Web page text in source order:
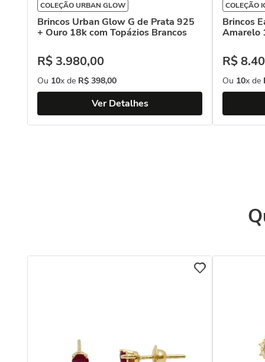
COLEÇÃO URBAN GLOW
Brincos Urban Glow G de Prata 925
+ Ouro 18k com Topázios Brancos
R$ 3.980,00
Ou 10x de R$ 398,00
Ver Detalhes
COLEÇÃO
Brincos
Amarelo
R$8.
Ou 10x de